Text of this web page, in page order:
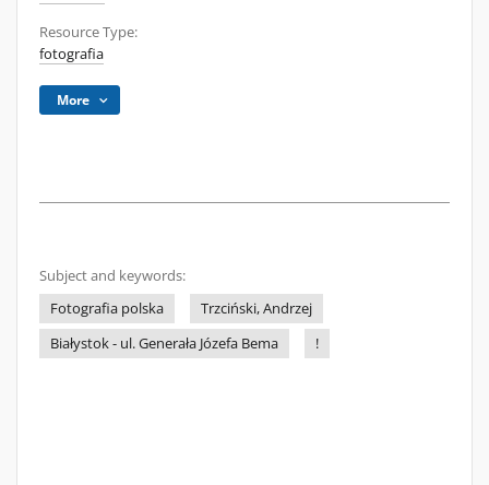
Resource Type:
fotografia
More
Subject and keywords:
Fotografia polska
Trzciński, Andrzej
Białystok - ul. Generała Józefa Bema
!